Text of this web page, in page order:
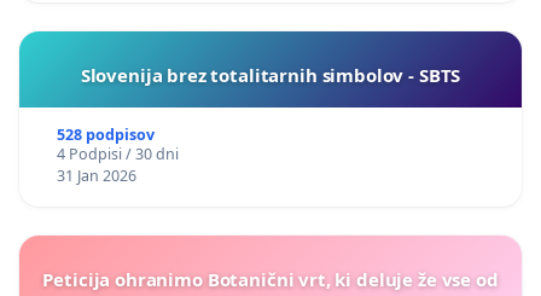
Slovenija brez totalitarnih simbolov - SBTS
528 podpisov
4 Podpisi / 30 dni
31 Jan 2026
Peticija ohranimo Botanični vrt, ki deluje že vse od